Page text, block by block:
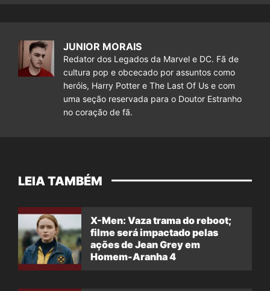
JUNIOR MORAIS
Redator dos Legados da Marvel e DC. Fã de
cultura pop e obcecado por assuntos como
heróis, Harry Potter e The Last Of Us e com
uma seção reservada para o Doutor Estranho
no coração de fã.
LEIA TAMBÉM
X-Men: Vaza trama do reboot;
filme será impactado pelas
ações de Jean Grey em
Homem-Aranha 4